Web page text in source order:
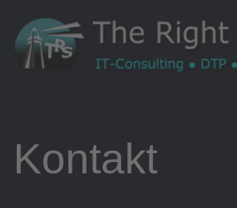
Home
Kontakt